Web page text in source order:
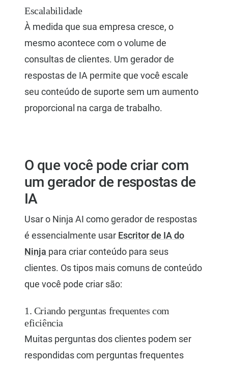
Escalabilidade
À medida que sua empresa cresce, o
mesmo acontece com o volume de
consultas de clientes. Um gerador de
respostas de IA permite que você escale
seu conteúdo de suporte sem um aumento
proporcional na carga de trabalho.
O que você pode criar com
um gerador de respostas de
IA
Usar o Ninja AI como gerador de respostas
é essencialmente usar Escritor de IA do
Ninja para criar conteúdo para seus
clientes. Os tipos mais comuns de conteúdo
que você pode criar são:
1. Criando perguntas frequentes com
eficiência
Muitas perguntas dos clientes podem ser
respondidas com perguntas frequentes